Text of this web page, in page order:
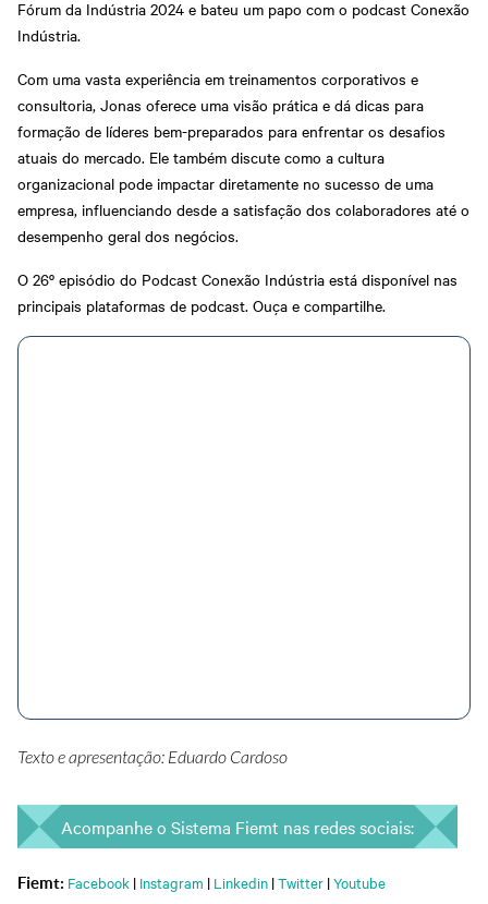
Fórum da Indústria 2024 e bateu um papo com o podcast Conexão
Indústria.
Com uma vasta experiência em treinamentos corporativos e
consultoria, Jonas oferece uma visão prática e dá dicas para
formação de líderes bem-preparados para enfrentar os desafios
atuais do mercado. Ele também discute como a cultura
organizacional pode impactar diretamente no sucesso de uma
empresa, influenciando desde a satisfação dos colaboradores até o
desempenho geral dos negócios.
O 26º episódio do Podcast Conexão Indústria está disponível nas
principais plataformas de podcast. Ouça e compartilhe.
Texto e apresentação: Eduardo Cardoso
Acompanhe o Sistema Fiemt nas redes sociais:
Fiemt: Facebook | Instagram | Linkedin |Twitter |Youtube